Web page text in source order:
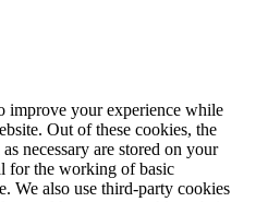
improve your experience while
Out of these cookies, the
necessary are stored on your
for the working of basic
We also use third-party cookies